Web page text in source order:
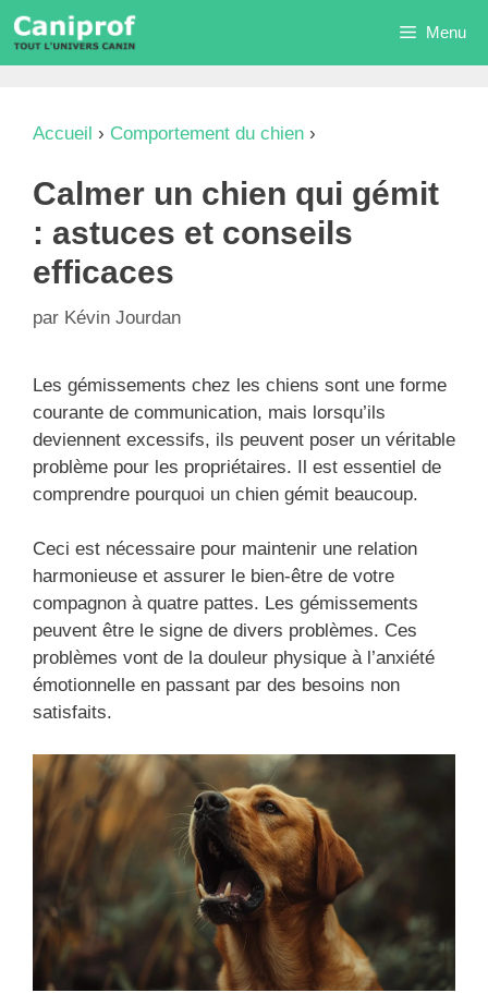
Aller
au
contenu
Menu
Accueil › Comportement du chien ›
Calmer un chien qui gémit
: astuces et conseils
efficaces
par Kévin Jourdan
Les gémissements chez les chiens sont une forme
courante de communication, mais lorsqu’ils
deviennent excessifs, ils peuvent poser un véritable
problème pour les propriétaires. Il est essentiel de
comprendre pourquoi un chien gémit beaucoup.
Ceci est nécessaire pour maintenir une relation
harmonieuse et assurer le bien-être de votre
compagnon à quatre pattes. Les gémissements
peuvent être le signe de divers problèmes. Ces
problèmes vont de la douleur physique à l’anxiété
émotionnelle en passant par des besoins non
satisfaits.